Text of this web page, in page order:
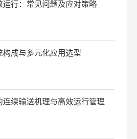
运行：常见问题及应对策略
构成与多元化应用选型
连续输送机理与高效运行管理